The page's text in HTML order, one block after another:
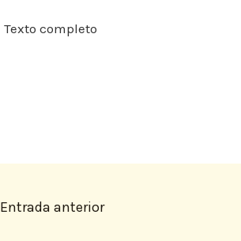
Texto completo
Entrada anterior